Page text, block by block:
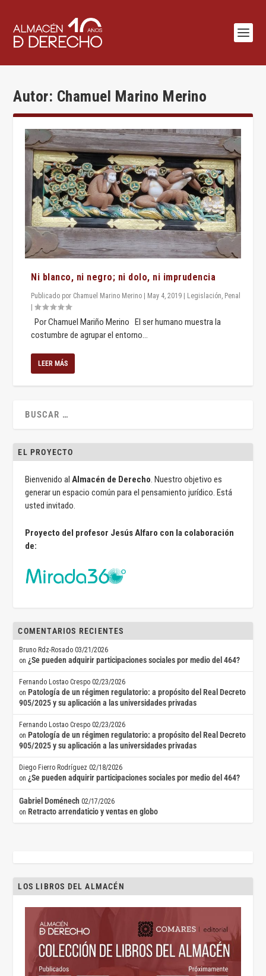
Autor: Chamuel Marino Merino
Ni blanco, ni negro; ni dolo, ni imprudencia
Publicado por Chamuel Marino Merino | May 4, 2019 | Legislación Penal
|
Por Chamuel Mariño Merino El ser humano muestra la
costumbre de agrupar el entorno...
LEER MÁS
EL PROYECTO
Bienvenido alAlmacén de Derecho. Nuestro objetivo es
generar un espacio común para el pensamiento jurídico. Está
usted invitado.
Proyecto del profesor Jesús Alfaro con la colaboración
de:
COMENTARIOS RECIENTES
Bruno Rdz-Rosado 03/21/2026
on¿Se pueden adquirir participaciones sociales por medio del 464?
Fernando Lostao Crespo 02/23/2026
on Patología de un régimen regulatorio: a propósito del Real Decreto
905/2025 y su aplicación a las universidades privadas
Fernando Lostao Crespo 02/23/2026
on Patología de un régimen regulatorio: a propósito del Real Decreto
905/2025 y su aplicación a las universidades privadas
Diego Fierro Rodríguez 02/18/2026
on¿Se pueden adquirir participaciones sociales por medio del 464?
Gabriel Doménech 02/17/2026
on Retracto arrendaticio y ventas en globo
LOS LIBROS DEL ALMACÉN